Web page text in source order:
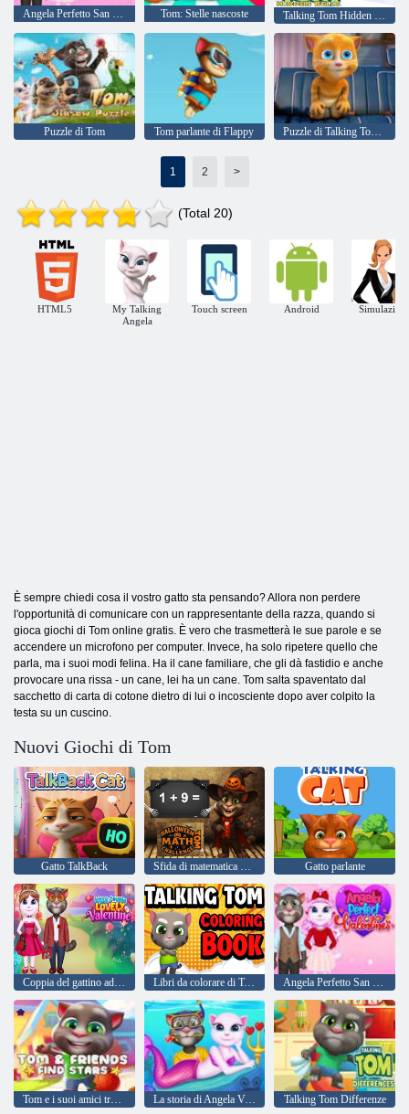
Angela Perfetto San Valentino Tom: Stelle nascoste
Puzzle di Tom Tom parlante di Flappy Puzzle di Talking Tom e gli amici
1 2 >
(Total 20)
HTML5
My Talking
Angela
Touch screen Android Simulazioni
È sempre chiedi cosa il vostro gatto sta pensando? Allora non perdere
l'opportunità di comunicare con un rappresentante della razza, quando si
gioca giochi di Tom online gratis. È vero che trasmetterà le sue parole e se
accendere un microfono per computer. Invece, ha solo ripetere quello che
parla, ma i suoi modi felina. Ha il cane familiare, che gli dà fastidio e anche
provocare una rissa - un cane, lei ha un cane. Tom salta spaventato dal
sacchetto di carta di cotone dietro di lui o incosciente dopo aver colpito la
testa su un cuscino.
Nuovi Giochi di Tom
Gatto TalkBack Gatto parlante
Coppia del gattino adorabile San Valentino Libri da colorare di Talking Tom Angela Perfetto San Valentino
La storia di Angela Valentine in acque profonde Talking Tom Differenze